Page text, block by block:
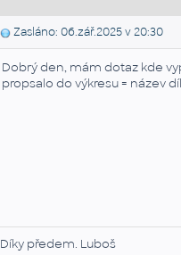
Zasláno: 06.zář.2025 v 20:30
Dobrý den, mám dotaz kde
propsalo do výkresu = název
Díky předem. Luboš